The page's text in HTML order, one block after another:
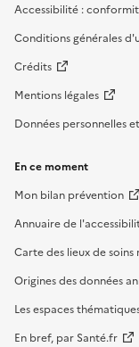
Accessibilité :
Conditions générales
Crédits
Mentions légales
Données personnelles
En ce moment
Mon bilan prévention
Annuaire de
Carte des lieux de
Origines des données
Les espaces
En bref, par Santé.fr